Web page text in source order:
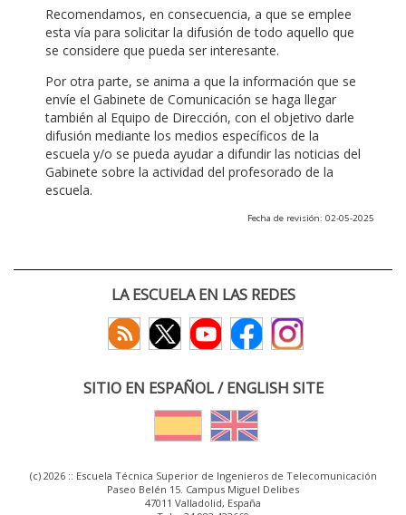
Recomendamos, en consecuencia, a que se emplee
esta vía para solicitar la difusión de todo aquello que
se considere que pueda ser interesante.
Por otra parte, se anima a que la información que se
envíe el Gabinete de Comunicación se haga llegar
también al Equipo de Dirección, con el objetivo darle
difusión mediante los medios específicos de la
escuela y/o se pueda ayudar a difundir las noticias del
Gabinete sobre la actividad del profesorado de la
escuela.
Fecha de revisión: 02-05-2025
LA ESCUELA EN LAS REDES
SITIO EN ESPAÑOL / ENGLISH SITE
(c) 2026 :: Escuela Técnica Superior de Ingenieros de Telecomunicación
Paseo Belén 15. Campus Miguel Delibes
47011 Valladolid, España